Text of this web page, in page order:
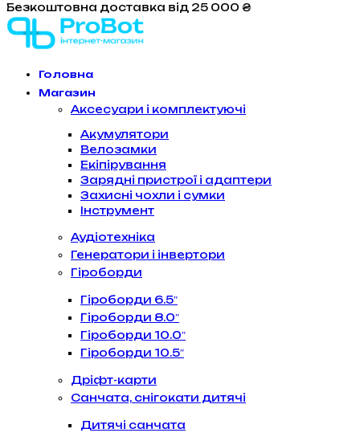
Безкоштовна доставка від 25 000 ₴
Головна
Магазин
Аксесуари і комплектуючі
Акумулятори
Велозамки
Екіпірування
Зарядні пристрої і адаптери
Захисні чохли і сумки
Інструмент
Аудіотехніка
Генератори і інвертори
Гіроборди
Гіроборди 6.5″
Гіроборди 8.0″
Гіроборди 10.0″
Гіроборди 10.5″
Дріфт-карти
Санчата, снігокати дитячі
Дитячі санчата